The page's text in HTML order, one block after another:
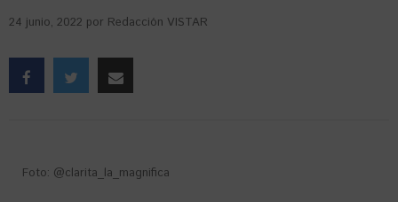
24 junio, 2022 por Redacción VISTAR
Foto: @clarita_la_magnifica